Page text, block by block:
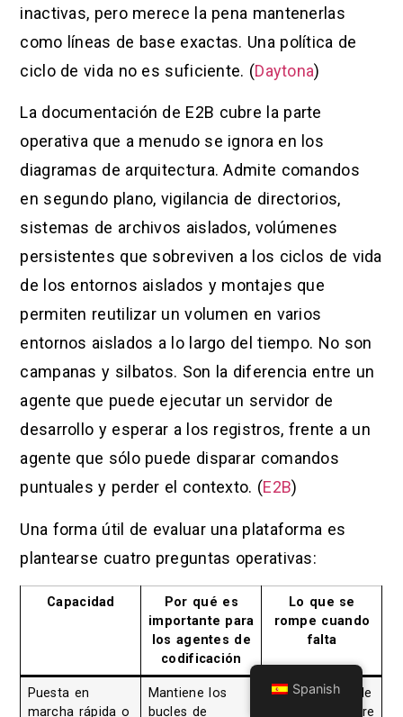
inactivas, pero merece la pena mantenerlas
como líneas de base exactas. Una política de
ciclo de vida no es suficiente. (Daytona)
La documentación de E2B cubre la parte
operativa que a menudo se ignora en los
diagramas de arquitectura. Admite comandos
en segundo plano, vigilancia de directorios,
sistemas de archivos aislados, volúmenes
persistentes que sobreviven a los ciclos de vida
de los entornos aislados y montajes que
permiten reutilizar un volumen en varios
entornos aislados a lo largo del tiempo. No son
campanas y silbatos. Son la diferencia entre un
agente que puede ejecutar un servidor de
desarrollo y esperar a los registros, frente a un
agente que sólo puede disparar comandos
puntuales y perder el contexto. (E2B)
Una forma útil de evaluar una plataforma es
plantearse cuatro preguntas operativas:
Capacidad
Por qué es
importante para
los agentes de
codificación
Lo que se
rompe cuando
falta
Puesta en
marcha rápida o
Mantiene los
bucles de
La gente deja de
esperar y recurre
Spanish